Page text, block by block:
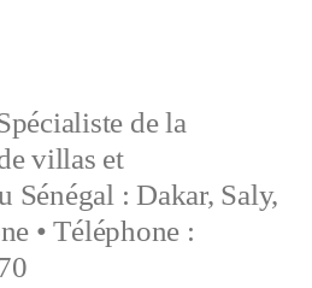
de la
villas et
Sénégal : Dakar, Saly,
• Téléphone :